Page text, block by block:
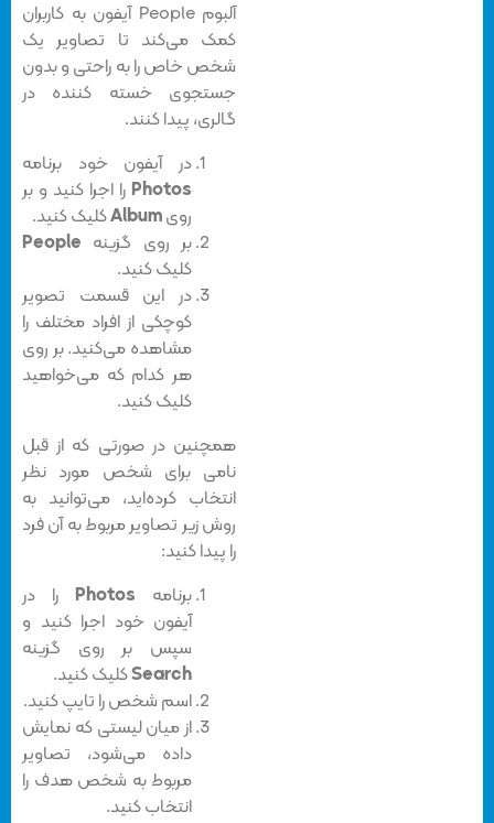
آلبوم People آیفون به کاربران
کمک می‌کند تا تصاویر یک
شخص خاص را به راحتی و بدون
جستجوی خسته کننده در
گالری، پیدا کنند.
در آیفون خود برنامه
Photosرا اجرا کنید و بر
Albumکلیک کنید.
بر روی گزینهPeople
کلیک کنید.
در این قسمت تصویر
کوچکی از افراد مختلف را
مشاهده می‌کنید. بر روی
هر کدام که می‌خواهید
کلیک کنید.
همچنین در صورتی که از قبل
نامی برای شخص مورد نظر
انتخاب کرده‌اید، می‌توانید به
روش زیر تصاویر مربوط به آن فرد
را پیدا کنید:
برنامهPhotosرا در
آیفون خود اجرا کنید و
سپس بر روی گزینه
Searchکلیک کنید.
اسم شخص را تایپ کنید.
از میان لیستی که نمایش
داده می‌شود، تصاویر
مربوط به شخص هدف را
انتخاب کنید.